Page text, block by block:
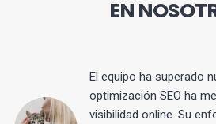
EN
El equipo ha superado
optimización SEO ha
visibilidad online. Su